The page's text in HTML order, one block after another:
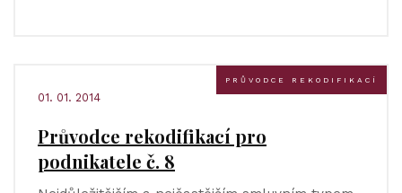
PRŮVODCE REKODIFIKACÍ
01. 01. 2014
Průvodce rekodifikací pro
podnikatele č. 8